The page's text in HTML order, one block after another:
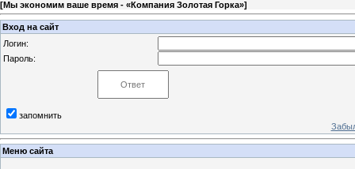
[Мы экономим ваше время - «Компания Золотая Горка»]
Вход на сайт
Логин:
Пароль:
запомнить
Меню сайта